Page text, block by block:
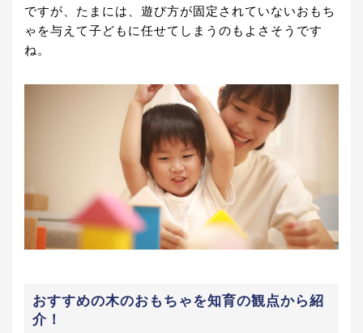
ですが、たまには、遊び方が固定されていないおもち
ゃを与えて子どもに任せてしまうのもよさそうです
ね。
おすすめの木のおもちゃを知育の観点から紹
介！